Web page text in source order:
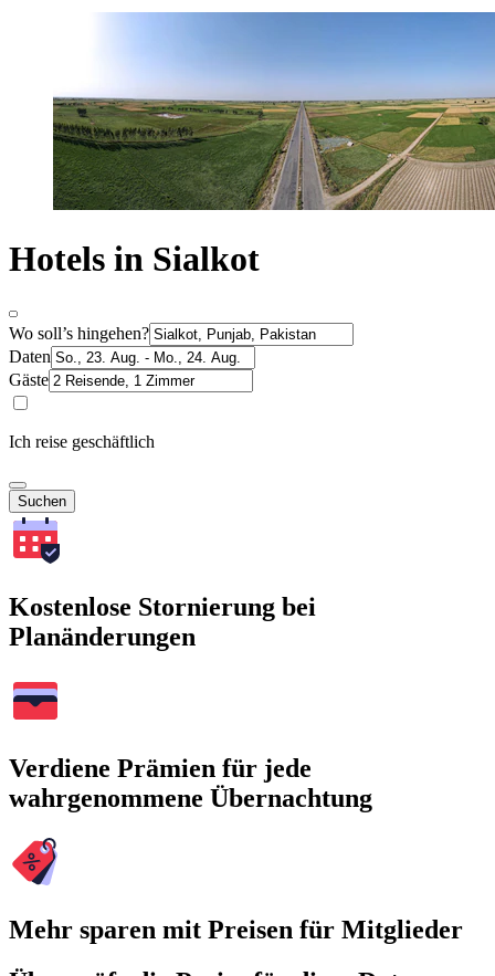
Hotels in Sialkot
Wo soll’s hingehen?
Daten
Gäste
Ich reise geschäftlich
Suchen
Kostenlose Stornierung bei
Planänderungen
Verdiene Prämien für jede
wahrgenommene Übernachtung
Mehr sparen mit Preisen für Mitglieder